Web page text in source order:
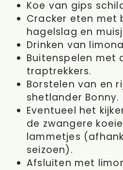
Koe van gips
Cracker eten met
hagelslag en
Drinken van
Buitenspelen met
traptrekkers.
Borstelen van en
shetlander Bonny.
Eventueel het
de zwangere
lammetjes
seizoen).
Afsluiten met